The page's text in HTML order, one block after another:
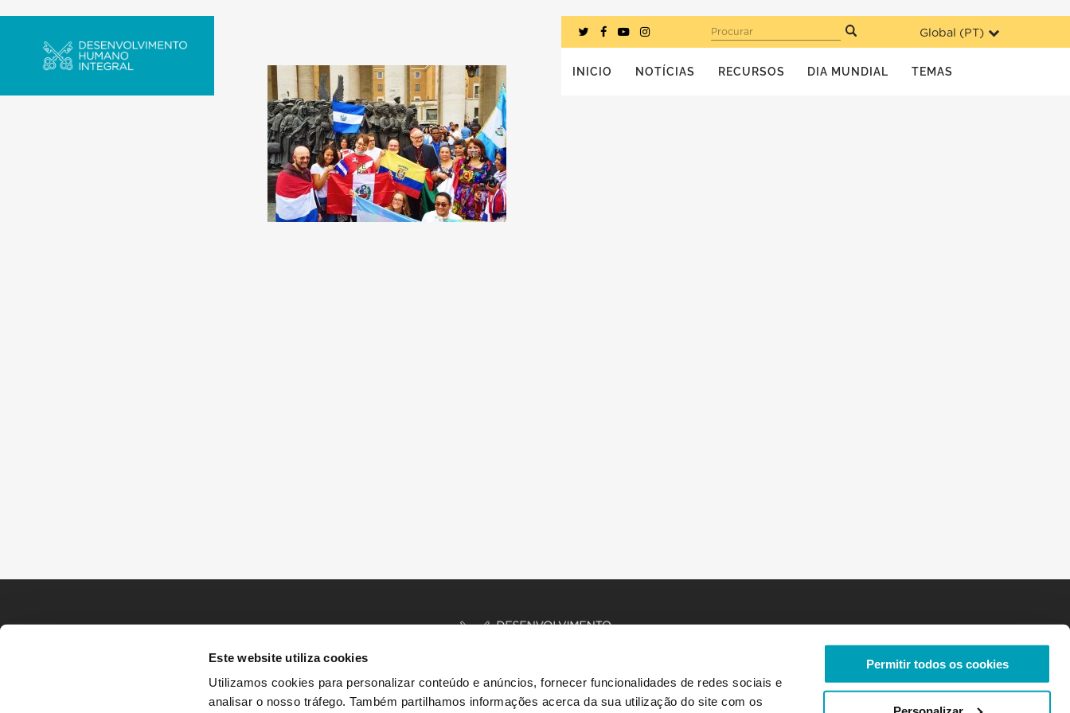
Este website utiliza cookies
Utilizamos cookies para personalizar conteúdo e anúncios, fornecer funcionalidades de redes sociais e
analisar o nosso tráfego. Também partilhamos informações acerca da sua utilização do site com os
Permitir todos os cookies
Global (PT)
Procurar
INICIO NOTÍCIAS RECURSOS DIA MUNDIAL TEMAS
INÍCIO HISTÓRIAS RECURSOS